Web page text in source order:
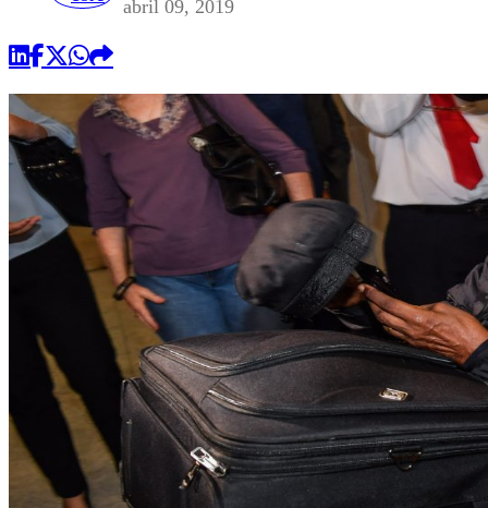
Otros Deportes
Torneo Nacional
Universidad Católica
Universidad de Chile
Dato Practico
Nacional
Política
Sustentabilidad
Comercial
abril 09, 2019